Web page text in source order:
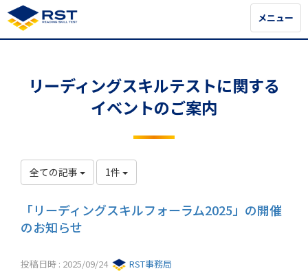
メニュー
メニュー
リーディングスキルテストに関する
イベントのご案内
全ての記事 1件
「リーディングスキルフォーラム2025」の開催
のお知らせ
投稿日時 : 2025/09/24 RST事務局